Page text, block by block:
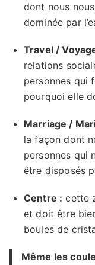
dont nous
dominée par
Travel /
relations
personnes qui
pourquoi elle
Marriage /
la façon dont
personnes qui
être disposés
Centre : cette
et doit être
boules de
Même les